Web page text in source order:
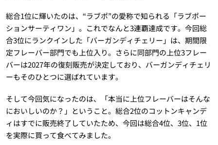
総合1位に輝いたのは、“ラブポ”の愛称で知られる「ラブポー
ションサーティワン」。これでなんと3連覇達成です。今回総
合3位にランクインした「バーガンディチェリー」は、期間限
定フレーバー部門でも上位入り。さらに同部門の上位3フレー
バーは2027年の復刻販売が決定しており、バーガンディチェリ
ーもそのひとつに選ばれています。
そして今回気になったのは、「本当に上位フレーバーはそんな
においしいのか？」ということ。総合2位のコットンキャンデ
ィはすでに販売終了していたため、今回は総合4位、3位、1位
を実際に買って食べてみました。